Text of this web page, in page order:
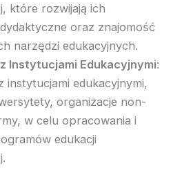
które rozwijają ich
oraz znajomość
narzędzi edukacyjnych.
Instytucjami Edukacyjnymi:
instytucjami edukacyjnymi,
organizacje non-
w celu opracowania i
edukacji